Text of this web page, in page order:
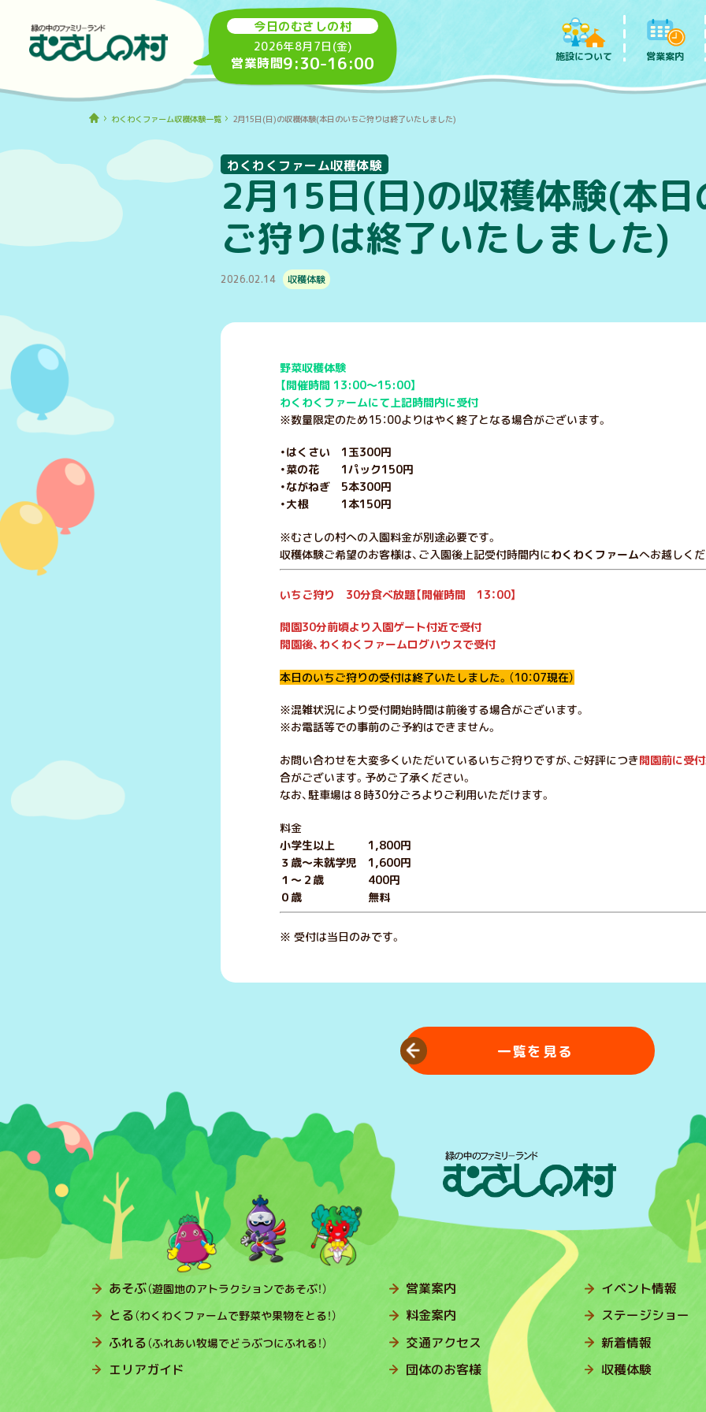
今日のむさしの村
2026年8月7日(金)
営業時間9:30-16:00 施設について 営業案内
わくわくファーム収穫体験一覧 2月15日(日)の収穫体験(本日のいちご狩りは終了いたしました)
2月15日(日)の収穫体験(本日
ご狩りは終了いたしました)
わくわくファーム収穫体験
2026.02.14 収穫体験
野菜収穫体験
【開催時間 13:00～15:00】
わくわくファームにて上記時間内に受付
※数量限定のため15：00よりはやく終了となる場合がございます。
・はくさい 1玉300円
・菜の花 1パック150円
・ながねぎ 5本300円
・大根 1本150円
※むさしの村への入園料金が別途必要です。
収穫体験ご希望のお客様は、ご入園後上記受付時間内にわくわくファームへお越しくだ
いちご狩り 30分食べ放題【開催時間 13：00】
開園30分前頃より入園ゲート付近で受付
開園後、わくわくファームログハウスで受付
本日のいちご狩りの受付は終了いたしました。（10：07現在）
※混雑状況により受付開始時間は前後する場合がございます。
※お電話等での事前のご予約はできません。
お問い合わせを大変多くいただいているいちご狩りですが、ご好評につき開園前に受
合がございます。予めご了承ください。
なお、駐車場は８時30分ごろよりご利用いただけます。
料金
小学生以上 1,800円
３歳～未就学児 1,600円
１～２歳 400円
０歳 無料
※ 受付は当日のみです。
一覧を見る
あそぶ（遊園地のアトラクションであそぶ！）
とる（わくわくファームで野菜や果物をとる！）
ふれる（ふれあい牧場でどうぶつにふれる！）
エリアガイド
営業案内
料金案内
交通アクセス
団体のお客様
イベント情報
ステージショー
新着情報
収穫体験